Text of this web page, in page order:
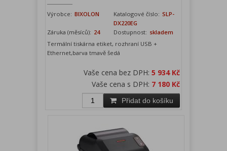
Výrobce: BIXOLON Katalogové číslo: SLP-
DX220EG
Záruka (měsíců): 24 Dostupnost: skladem
Termální tiskárna etiket, rozhraní USB +
Ethernet,barva tmavě šedá
Vaše cena bez DPH: 5 934 Kč
Vaše cena s DPH: 7 180 Kč
Přidat do košíku